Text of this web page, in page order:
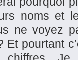
noms et
ne voyez
Et pourtant
chiffres.